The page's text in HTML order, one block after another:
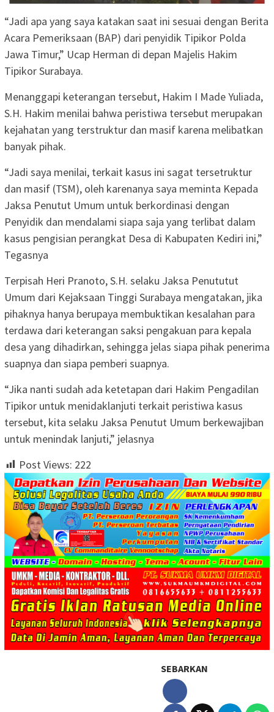
“Jadi apa yang saya katakan saat ini sesuai dengan Berita
Acara Pemeriksaan (BAP) dari penyidik Tipikor Polda
Jawa Timur,” Ucap Herman di depan Majelis Hakim
Tipikor Surabaya.
Menanggapi keterangan tersebut, Hakim I Made Yuliada,
S.H. Hakim menilai bahwa peristiwa tersebut merupakan
kejahatan yang terstruktur dan masif karena melibatkan
banyak pihak.
“Jadi saya menilai, terkait kasus ini sagat tersetruktur
dan masif (TSM), oleh karenanya saya meminta Kepada
Jaksa Penutut Umum untuk berkordinasi dengan
Penyidik dan mendalami siapa saja yang terlibat dalam
kasus pengisian perangkat Desa di Kabupaten Kediri ini,”
Tegasnya
Terpisah Heri Pranoto, S.H. selaku Jaksa Penututut
Umum dari Kejaksaan Tinggi Surabaya mengatakan, jika
pihaknya hanya berupaya membuktikan kesalahan para
terdawa dari keterangan saksi pengakuan para kepala
desa yang dihadirkan, sehingga jelas siapa pihak penerima
suapnya dan siapa pemberi suapnya.
“Jika nanti sudah ada ketetapan dari Hakim Pengadilan
Tipikor untuk menidaklanjuti terkait peristiwa kasus
tersebut, kita selaku Jaksa Penutut Umum berkewajiban
untuk menindak lanjuti,” jelasnya
Post Views: 222
SEBARKAN